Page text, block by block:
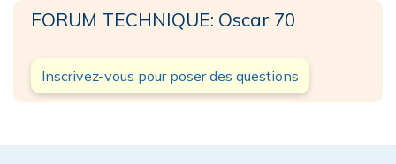
FORUM TECHNIQUE: Oscar 70
Inscrivez-vous pour poser des questions